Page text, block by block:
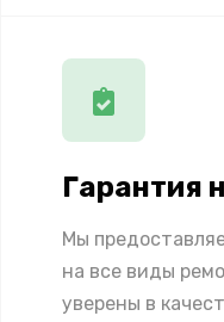
Гарантия
Мы
на все виды
уверены в